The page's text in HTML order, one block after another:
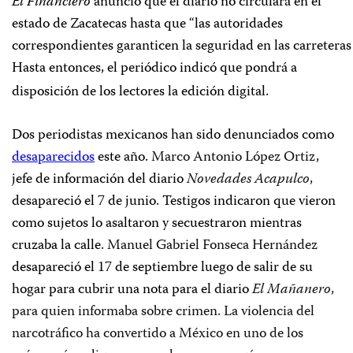
estado de Zacatecas hasta que “lasautoridades
correspondientesgaranticenlaseguridadenlascarreteras
Hasta entonces, el periódico indicó que pondrá a
disposición de los lectores la edición digital.
Dos periodistas mexicanos han sido denunciados como
desaparecidoseste año.Marco Antonio López Ortiz,
jefe de información del diarioNovedades Acapulco,
desapareció el 7 de junio. Testigos indicaron que vieron
como sujetos lo asaltaron y secuestraron mientras
cruzaba la calle.Manuel Gabriel Fonseca Hernández
desapareció el 17 de septiembre luego de salir de su
hogar para cubrir una nota para el diarioEl Mañanero,
para quien informaba sobre crimen.La violencia del
narcotráfico ha convertido a México en uno de los